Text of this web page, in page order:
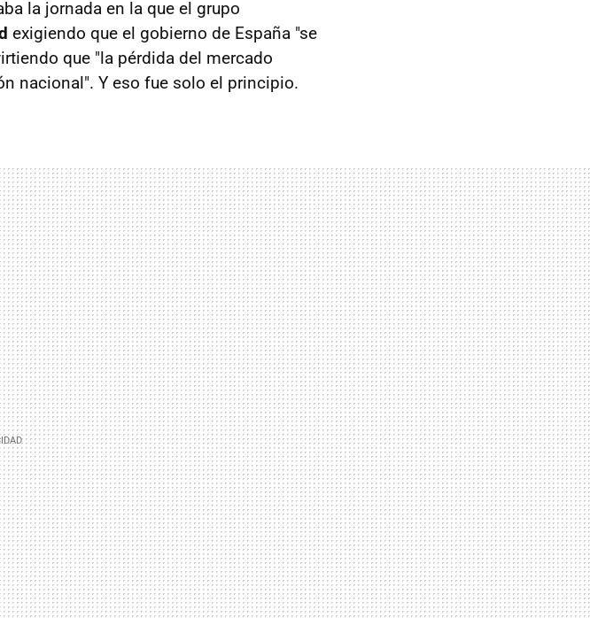
la jornada en la que el grupo
exigiendo que el gobierno de España "se
que "la pérdida del mercado
nacional". Y eso fue solo el principio.